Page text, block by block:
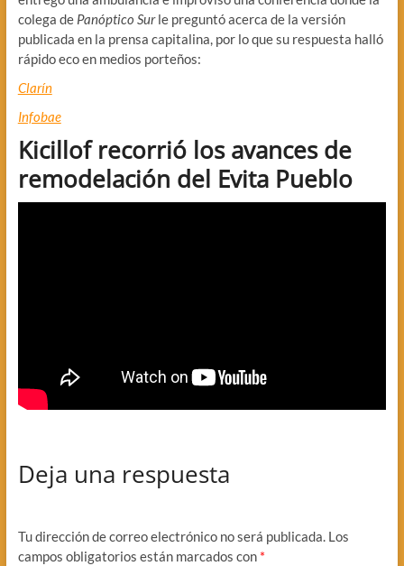
colega de Panóptico Surle preguntó acerca de la versión
publicada en la prensa capitalina, por lo que su respuesta halló
rápido eco en medios porteños:
Clarín
Infobae
Kicillof recorrió los avances de
remodelación del Evita Pueblo
Deja una respuesta
Tu dirección de correo electrónico no será publicada. Los
campos obligatorios están marcados con *